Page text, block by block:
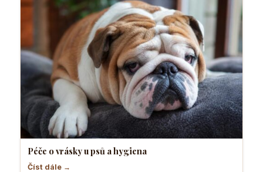
Péče o vrásky u psů a hygiena
Číst dále →